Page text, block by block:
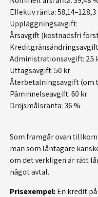
Effektiv ränta: 58,14–128,3
Uppläggningsavgift:
Årsavgift (kostnadsfri
Administrationsavgift: 25
Uttagsavgift: 50 kr
Återbetalningsavgift (om
Påminnelseavgift: 60 kr
Dröjsmålsränta: 36 %
Som framgår ovan
man som låntagare
om det verkligen är rätt
något avtal.
Prisexempel:En kredit